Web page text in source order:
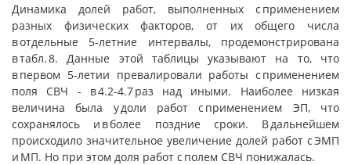
Динамика долей работ, выполненных с применением
разных физических факторов, от их общего числа
в отдельные 5-летние интервалы, продемонстрирована
в табл. 8. Данные этой таблицы указывают на то, что
в первом 5-летии превалировали работы с применением
поля СВЧ - в 4.2-4.7 раз над иными. Наиболее низкая
величина была у доли работ с применением ЭП, что
сохранялось и в более поздние сроки. В дальнейшем
происходило значительное увеличение долей работ с ЭМП
и МП. Но при этом доля работ с полем СВЧ понижалась.